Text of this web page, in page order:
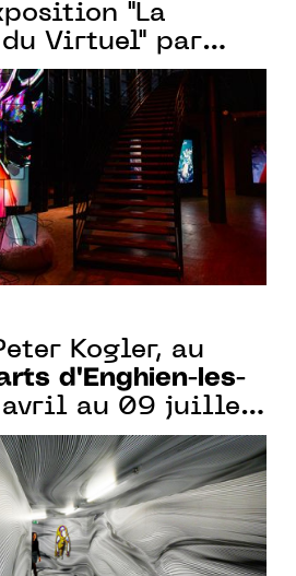
"La
Virtuel" par
du 20
23 décembre
Kogler, au
d'Enghien-les-
avril au 09 juillet